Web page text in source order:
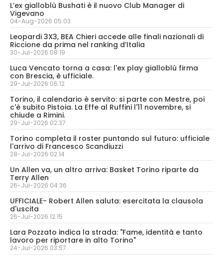
L’ex gialloblù Bushati è il nuovo Club Manager di
Vigevano
04-Aug-2026 05:03
Leopardi 3X3, BEA Chieri accede alle finali nazionali di
Riccione da prima nel ranking d’Italia
30-Jul-2026 08:19
Luca Vencato torna a casa: l'ex play gialloblù firma
con Brescia, è ufficiale.
29-Jul-2026 05:12
Torino, il calendario è servito: si parte con Mestre, poi
c'è subito Pistoia. La Effe al Ruffini l'11 novembre, si
chiude a Rimini.
29-Jul-2026 02:37
Torino completa il roster puntando sul futuro: ufficiale
l'arrivo di Francesco Scandiuzzi
28-Jul-2026 02:14
Un Allen va, un altro arriva: Basket Torino riparte da
Terry Allen
26-Jul-2026 04:36
UFFICIALE- Robert Allen saluta: esercitata la clausola
d'uscita
26-Jul-2026 12:15
Lara Pozzato indica la strada: "Fame, identità e tanto
lavoro per riportare in alto Torino"
24-Jul-2026 03:57